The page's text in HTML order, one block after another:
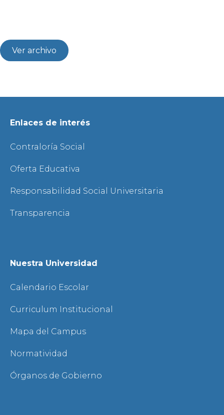
Ver archivo
Enlaces de interés
Contraloría Social
Oferta Educativa
Responsabilidad Social Universitaria
Transparencia
Nuestra Universidad
Calendario Escolar
Curriculum Institucional
Mapa del Campus
Normatividad
Órganos de Gobierno